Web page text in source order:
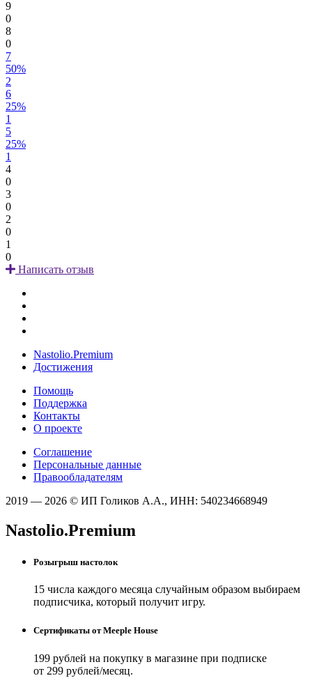
9
0
8
0
7
50%
2
6
25%
1
5
25%
1
4
0
3
0
2
0
1
0
Написать отзыв
Nastolio.Premium
Достижения
Помощь
Поддержка
Контакты
О проекте
Соглашение
Персональные данные
Правообладателям
2019 — 2026 © ИП Голиков А.А., ИНН: 540234668949
Nastolio.Premium
Розыгрыш настолок
15 числа каждого месяца случайным образом выбираем
подписчика, который получит игру.
Сертификаты от Meeple House
199 рублей на покупку в магазине при подписке
от 299 рублей/месяц.